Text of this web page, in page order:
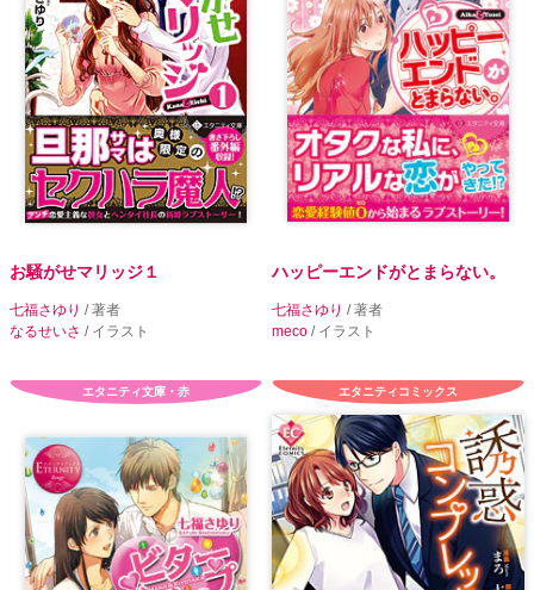
お騒がせマリッジ１
七福さゆり / 著者
なるせいさ / イラスト
ハッピーエンドがとまらない。
七福さゆり / 著者
meco / イラスト
エタニティ文庫・赤 エタニティコミックス